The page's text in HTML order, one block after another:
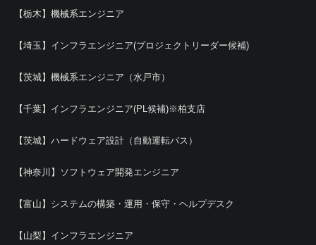
【栃木】機械系エンジニア
【埼玉】インフラエンジニア(プロジェクトリーダー候補)
【茨城】機械系エンジニア（水戸市）
【千葉】インフラエンジニア(PL候補)※柏支店
【茨城】ハードウェア設計（自動運転バス）
【神奈川】ソフトウェア開発エンジニア
【富山】システムの構築・運用・保守・ヘルプデスク
【山梨】インフラエンジニア